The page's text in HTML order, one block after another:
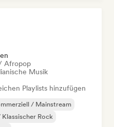
Afropop
Musik
Playlists hinzufügen
/ Mainstream
Klassischer Rock